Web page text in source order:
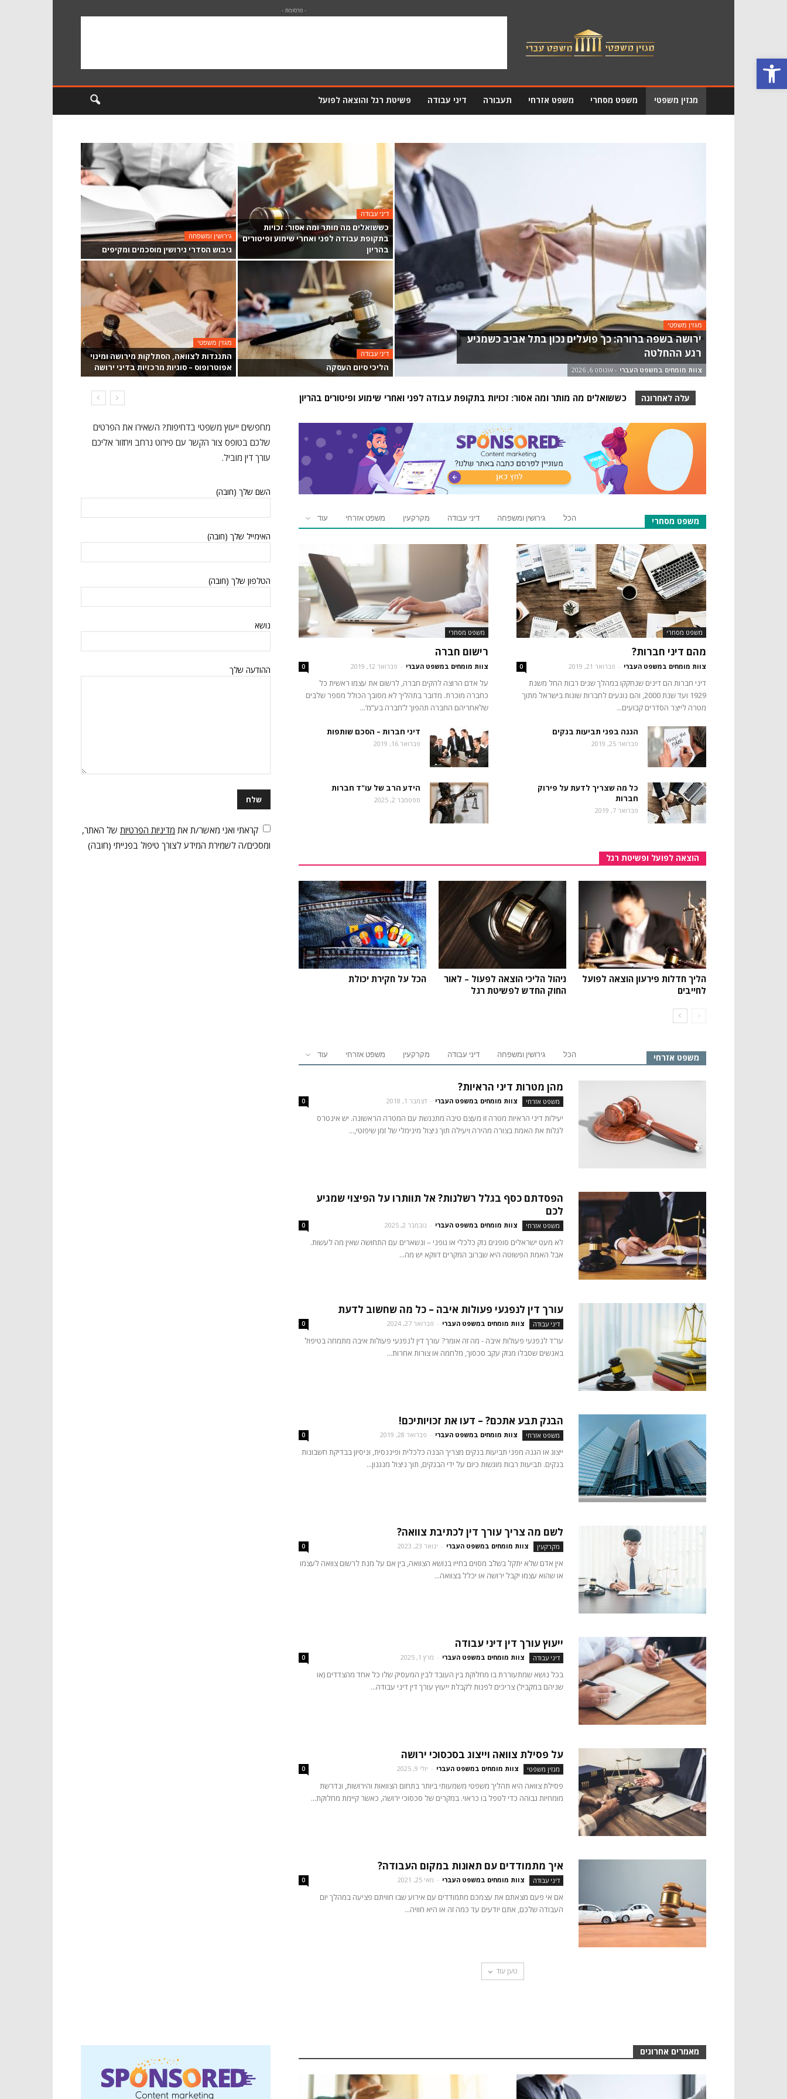
פתח סרגל נגישות
- פרסומת -
מגזין משפטי משפט מסחרי משפט אזרחי תעבורה דיני עבודה פשיטת רגל והוצאה לפועל
מגזין משפטי
ירושה בשפה ברורה: כך פועלים נכון בתל אביב כשמגיע
רגע ההחלטה
צוות מומחים במשפט העברי - אוגוסט 6, 2026
דיני עבודה
כששואלים מה מותר ומה אסור: זכויות
בתקופת עבודה לפני ואחרי שימוע ופיטורים
בהריון
גירושין ומשפחה
גיבוש הסדרי גירושין מוסכמים ומקיפים
דיני עבודה
הליכי סיום העסקה
מגזין משפטי
התנגדות לצוואה, הסתלקות מירושה ומינוי
אפוטרופוס – סוגיות מרכזיות בדיני ירושה
עלה לאחרונה כששואלים מה מותר ומה אסור: זכויות בתקופת עבודה לפני ואחרי שימוע ופיטורים בהריון
גיבוש הסדרי גירושין מוסכמים ומקיפים
משפט מסחרי הכל גירושין ומשפחה דיני עבודה מקרקעין משפט אזרחי עוד
משפט מסחרי
מהם דיני חברות?
צוות מומחים במשפט העברי - פברואר 21, 2019 0
דיני חברות הם דינים שנחקקו במהלך שנים רבות החל משנת
1929 ועד שנת 2000, והם נוגעים לחברות שונות בישראל מתוך
מטרה לייצר הסדרים קבועים...
משפט מסחרי
רישום חברה
צוות מומחים במשפט העברי - פברואר 12, 2019 0
על אדם הרוצה להקים חברה, לרשום את עצמו ראשית כל
כחברה מוכרת. מדובר בתהליך לא מסובך הכולל מספר שלבים
שלאחריהם החברה תהפוך ל’חברה בע”מ’...
הגנה בפני תביעות בנקים
פברואר 25, 2019
דיני חברות – הסכם שותפות
פברואר 16, 2019
כל מה שצריך לדעת על פירוק
חברות
פברואר 7, 2019
הידע הרב של עו"ד חברות
ספטמבר 2, 2025
הוצאה לפועל ופשיטת רגל
הליך חדלות פירעון הוצאה לפועל
לחייבים
ניהול הליכי הוצאה לפעול – לאור
החוק החדש לפשיטת רגל
הכל על חקירת יכולת
משפט אזרחי הכל גירושין ומשפחה דיני עבודה מקרקעין משפט אזרחי עוד
מהן מטרות דיני הראיות?
משפט אזרחי צוות מומחים במשפט העברי - דצמבר 1, 2018 0
יעילות דיני הראיות מטרה זו מעצם טיבה מתנגשת עם המטרה הראשונה. יש אינטרס
לגלות את האמת בצורה מהירה ויעילה תוך ניצול מינימלי של זמן שיפוטי,...
הפסדתם כסף בגלל רשלנות? אל תוותרו על הפיצוי שמגיע
לכם
משפט אזרחי צוות מומחים במשפט העברי - נובמבר 2, 2025 0
לא מעט ישראלים סופגים נזק כלכלי או גופני – ונשארים עם התחושה שאין מה לעשות.
אבל האמת הפשוטה היא שברוב המקרים דווקא יש מה...
עורך דין לנפגעי פעולות איבה – כל מה שחשוב לדעת
דיני עבודה צוות מומחים במשפט העברי - פברואר 27, 2024 0
עו"ד לנפגעי פעולות איבה - מה זה אומר? עורך דין לנפגעי פעולות איבה מתמחה בטיפול
באנשים שסבלו מנזק עקב סכסוך, מלחמה או צורות אחרות...
הבנק תבע אתכם? – דעו את זכויותיכם!
משפט אזרחי צוות מומחים במשפט העברי - פברואר 28, 2019 0
ייצוג או הגנה מפני תביעות בנקים מצריך הבנה כלכלית ופיננסית, וניסיון בבדיקת חשבונות
בנקים. תביעות רבות מוגשות כיום על ידי הבנקים, תוך ניצול מנגנון...
לשם מה צריך עורך דין לכתיבת צוואה?
מקרקעין צוות מומחים במשפט העברי - ינואר 23, 2023 0
אין אדם שלא יתקל בשלב מסוים בחייו בנושא הצוואה, בין אם על מנת לרשום צוואה לעצמו
או שהוא עצמו יקבל ירושה או יכלל בצוואה...
ייעוץ עורך דין דיני עבודה
דיני עבודה צוות מומחים במשפט העברי - מרץ 1, 2025 0
בכל נושא שמתעוררת בו מחלוקת בין העובד לבין המעסיק שלו כל אחד מהצדדים (או
שניהם במקביל) צריכים לפנות לקבלת ייעוץ עורך דין דיני עבודה...
על פסילת צוואה וייצוג בסכסוכי ירושה‏
מגזין משפטי צוות מומחים במשפט העברי - יולי 9, 2025 0
פסילת צוואה היא תהליך משפטי משמעותי ביותר בתחום הצוואות והירושות, ונדרשת
מומחיות גבוהה כדי לטפל בו כראוי. במקרים של סכסוכי ירושה, כאשר קיימת מחלוקת...
איך מתמודדים עם תאונות במקום העבודה?
דיני עבודה צוות מומחים במשפט העברי - מאי 25, 2021 0
אם אי פעם מצאתם את עצמכם מתמודדים עם אירוע שבו חוויתם פציעה במהלך יום
העבודה שלכם, אתם יודעים עד כמה זה או היא חוויה...
טען עוד
מחפשים ייעוץ משפטי בדחיפות? השאירו את הפרטים
שלכם בטופס צור הקשר עם פירוט נרחב ויחזור אליכם
עורך דין מוביל.
השם שלך (חובה)
האימייל שלך (חובה)
הטלפון שלך (חובה)
נושא
ההודעה שלך
קראתי ואני מאשר/ת את מדיניות הפרטיות של האתר,
ומסכים/ה לשמירת המידע לצורך טיפול בפנייתי (חובה)
מאמרים אחרונים